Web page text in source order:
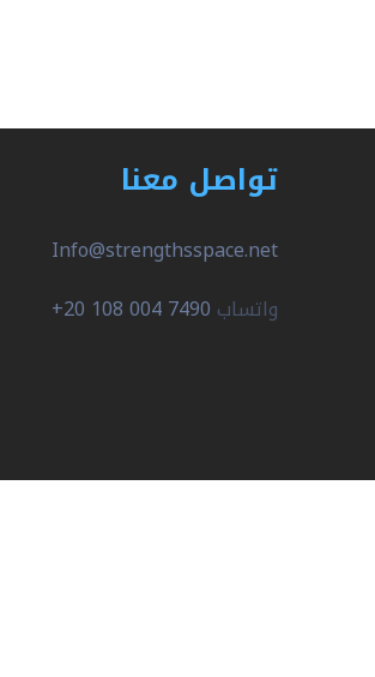
تواصل معنا
Info@strengthsspace.net
واتساب +20 108 004 7490